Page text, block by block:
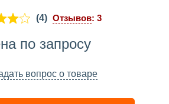
(4) Отзывов: 3
по запросу
вопрос о товаре